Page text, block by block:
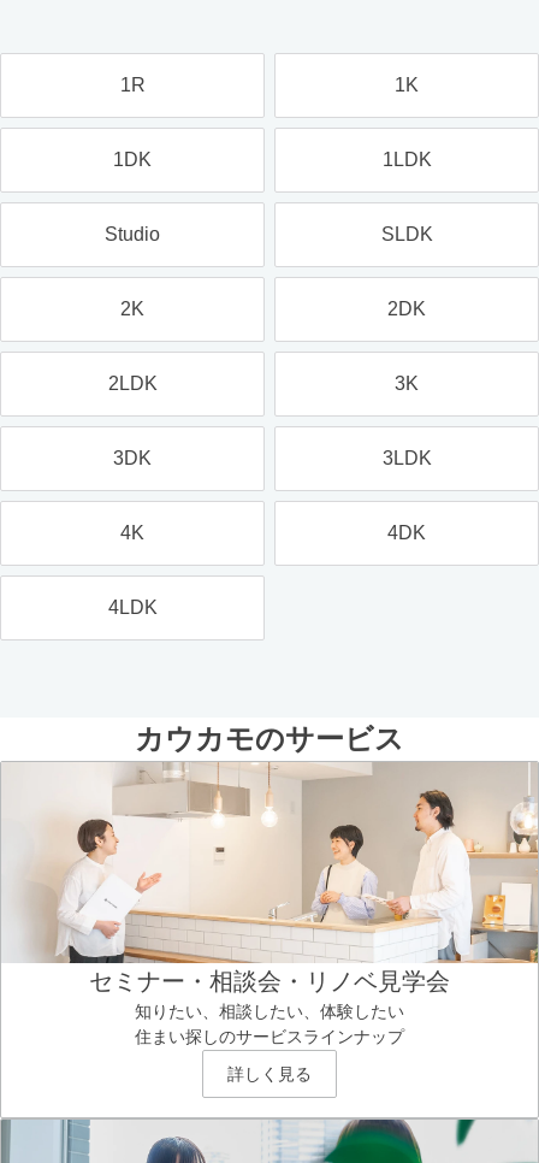
1R 1K
1DK 1LDK
Studio SLDK
2K 2DK
2LDK 3K
3DK 3LDK
4K 4DK
4LDK
カウカモのサービス
セミナー・相談会・リノベ見学会
知りたい、相談したい、体験したい
住まい探しのサービスラインナップ
詳しく見る